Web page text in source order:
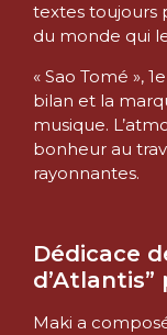
textes toujours
du monde qui
« Sao Tomé »,
bilan et la
musique.
bonheur au
rayonnantes.
Dédicace
Maki a